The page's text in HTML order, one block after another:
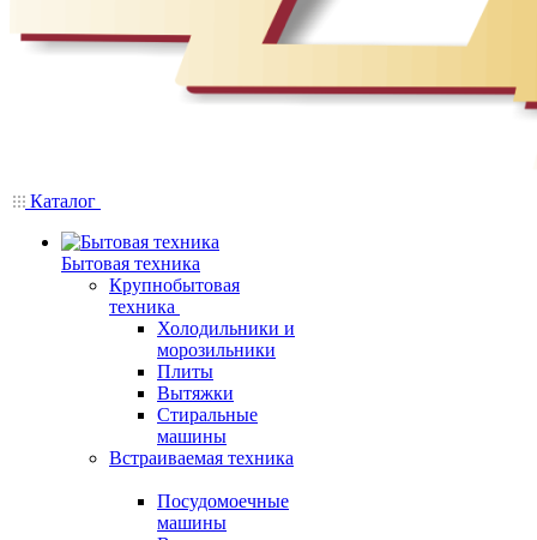
Каталог
Бытовая техника
Крупнобытовая
техника
Холодильники и
морозильники
Плиты
Вытяжки
Стиральные
машины
Встраиваемая техника
Посудомоечные
машины